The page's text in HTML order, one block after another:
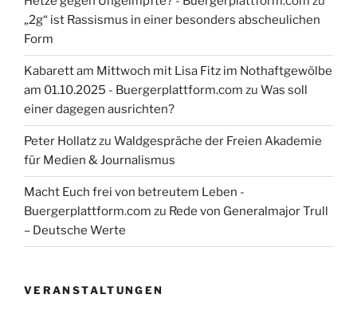
„2g“ ist Rassismus in einer besonders abscheulichen
Form
Kabarett am Mittwoch mit Lisa Fitz im Nothaftgewölbe
am 01.10.2025 - Buergerplattform.com zu Was soll
einer dagegen ausrichten?
Peter Hollatzzu Waldgespräche der Freien Akademie
für Medien & Journalismus
Macht Euch frei von betreutem Leben -
Buergerplattform.com zu Rede von Generalmajor Trull
– Deutsche Werte
VERANSTALTUNGEN